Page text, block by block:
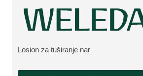
VIŠE O PROIZVODU:
Losion za tuširanje nar